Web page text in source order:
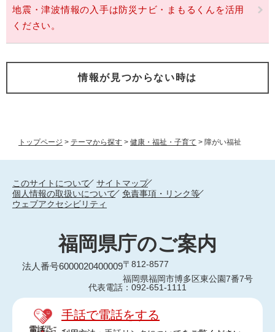
トップページ > テーマから探す > 健康・福祉・子育て > 障がい福祉
地震・津波情報の入手は防災ナビ・まもるくんを活用
ください。
情報が見つからない時は
このサイトについて
サイトマップ
個人情報の取扱いについて
免責事項・リンク等
ウェブアクセシビリティ
福岡県庁のご案内
法人番号6000020400009〒812-8577
福岡県福岡市博多区東公園7番7号
代表電話：092-651-1111
手話で電話をする